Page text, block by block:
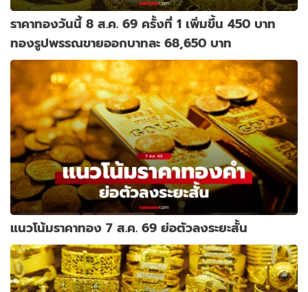
ราคาทองวันนี้ 8 ส.ค. 69 ครั้งที่ 1 เพิ่มขึ้น 450 บาท
ทองรูปพรรณขายออกบาทละ 68,650 บาท
แนวโน้มราคาทอง 7 ส.ค. 69 ย่อตัวลงระยะสั้น